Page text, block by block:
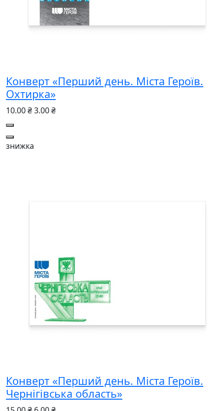
Конверт «Перший день. Міста Героїв.
Охтирка»
10.00 ₴3.00 ₴
знижка
Конверт «Перший день. Міста Героїв.
Чернігівська область»